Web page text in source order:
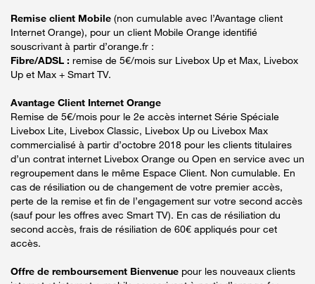
Remise client Mobile (non cumulable avec l’Avantage client
Internet Orange), pour un client Mobile Orange identifié
souscrivant à partir d’orange.fr :
Fibre/ADSL : remise de 5€/mois sur Livebox Up et Max, Livebox
Up et Max + Smart TV.
Avantage Client Internet Orange
Remise de 5€/mois pour le 2e accès internet Série Spéciale
Livebox Lite, Livebox Classic, Livebox Up ou Livebox Max
commercialisé à partir d’octobre 2018 pour les clients titulaires
d’un contrat internet Livebox Orange ou Open en service avec un
regroupement dans le même Espace Client. Non cumulable. En
cas de résiliation ou de changement de votre premier accès,
perte de la remise et fin de l’engagement sur votre second accès
(sauf pour les offres avec Smart TV). En cas de résiliation du
second accès, frais de résiliation de 60€ appliqués pour cet
accès.
Offre de remboursement Bienvenue pour les nouveaux clients